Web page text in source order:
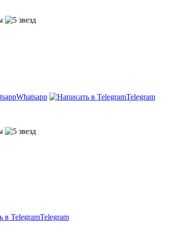
Whatsapp
Telegram
Telegram